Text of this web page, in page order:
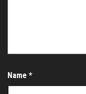
Name *